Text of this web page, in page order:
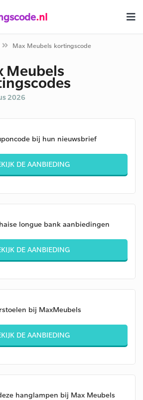
.nl
Max Meubels kortingscode
Meubels
2026
bij hun nieuwsbrief
DE AANBIEDING
longue bank aanbiedingen
DE AANBIEDING
bij MaxMeubels
DE AANBIEDING
hanglampen bij Max Meubels